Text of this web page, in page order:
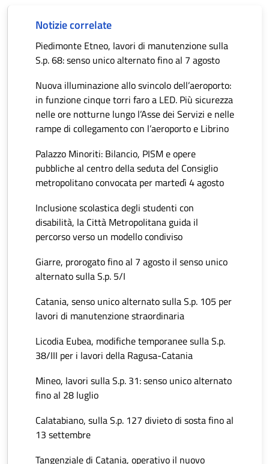
Notizie correlate
Piedimonte Etneo, lavori di manutenzione sulla
S.p. 68: senso unico alternato fino al 7 agosto
Nuova illuminazione allo svincolo dell’aeroporto:
in funzione cinque torri faro a LED. Più sicurezza
nelle ore notturne lungo l’Asse dei Servizi e nelle
rampe di collegamento con l’aeroporto e Librino
Palazzo Minoriti: Bilancio, PISM e opere
pubbliche al centro della seduta del Consiglio
metropolitano convocata per martedì 4 agosto
Inclusione scolastica degli studenti con
disabilità, la Città Metropolitana guida il
percorso verso un modello condiviso
Giarre, prorogato fino al 7 agosto il senso unico
alternato sulla S.p. 5/I
Catania, senso unico alternato sulla S.p. 105 per
lavori di manutenzione straordinaria
Licodia Eubea, modifiche temporanee sulla S.p.
38/III per i lavori della Ragusa-Catania
Mineo, lavori sulla S.p. 31: senso unico alternato
fino al 28 luglio
Calatabiano, sulla S.p. 127 divieto di sosta fino al
13 settembre
Tangenziale di Catania, operativo il nuovo